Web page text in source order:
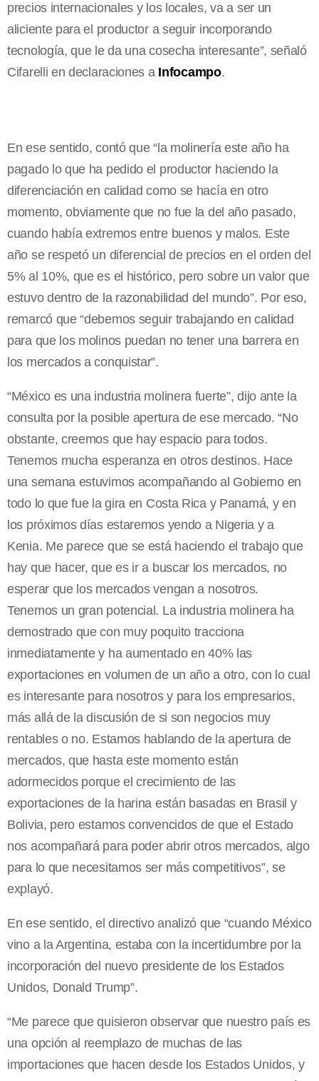
precios internacionales y los locales, va a ser un
aliciente para el productor a seguir incorporando
tecnología, que le da una cosecha interesante”, señaló
Cifarelli en declaraciones a Infocampo.
En ese sentido, contó que “la molinería este año ha
pagado lo que ha pedido el productor haciendo la
diferenciación en calidad como se hacía en otro
momento, obviamente que no fue la del año pasado,
cuando había extremos entre buenos y malos. Este
año se respetó un diferencial de precios en el orden del
5% al 10%, que es el histórico, pero sobre un valor que
estuvo dentro de la razonabilidad del mundo”. Por eso,
remarcó que “debemos seguir trabajando en calidad
para que los molinos puedan no tener una barrera en
los mercados a conquistar”.
“México es una industria molinera fuerte”, dijo ante la
consulta por la posible apertura de ese mercado. “No
obstante, creemos que hay espacio para todos.
Tenemos mucha esperanza en otros destinos. Hace
una semana estuvimos acompañando al Gobierno en
todo lo que fue la gira en Costa Rica y Panamá, y en
los próximos días estaremos yendo a Nigeria y a
Kenia. Me parece que se está haciendo el trabajo que
hay que hacer, que es ir a buscar los mercados, no
esperar que los mercados vengan a nosotros.
Tenemos un gran potencial. La industria molinera ha
demostrado que con muy poquito tracciona
inmediatamente y ha aumentado en 40% las
exportaciones en volumen de un año a otro, con lo cual
es interesante para nosotros y para los empresarios,
más allá de la discusión de si son negocios muy
rentables o no. Estamos hablando de la apertura de
mercados, que hasta este momento están
adormecidos porque el crecimiento de las
exportaciones de la harina están basadas en Brasil y
Bolivia, pero estamos convencidos de que el Estado
nos acompañará para poder abrir otros mercados, algo
para lo que necesitamos ser más competitivos”, se
explayó.
En ese sentido, el directivo analizó que “cuando México
vino a la Argentina, estaba con la incertidumbre por la
incorporación del nuevo presidente de los Estados
Unidos, Donald Trump”.
“Me parece que quisieron observar que nuestro país es
una opción al reemplazo de muchas de las
importaciones que hacen desde los Estados Unidos, y